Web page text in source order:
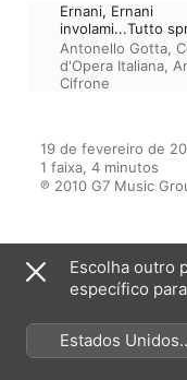
Ernani, Ernani
involami...Tutto
Antonello Gotta,
d'Opera Italiana,
Cifrone
19 de fevereiro de
1 faixa, 4 minutos
℗ 2010 G7 Music
Do álbum
Escolha outro
específico
Estados Unidos
(Português